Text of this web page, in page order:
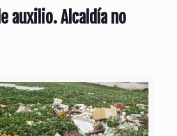
auxilio. Alcaldía no